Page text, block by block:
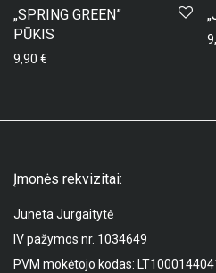
„SPRING GREEN”
PŪKIS
9,90 €
Įmonės rekvizitai:
Juneta Jurgaitytė
IV pažymos nr. 1034649
PVM mokėtojo kodas: